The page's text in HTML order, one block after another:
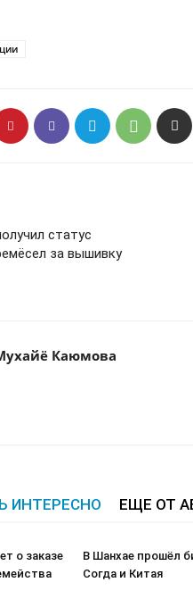
статус
за вышивку
Каюмова
ИНТЕРЕСНО ЕЩЕ ОТ
о заказе
В Шанхае прошёл
Согда и Китая